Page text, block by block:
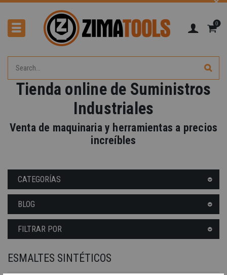
0
Tienda online de Suministros
Industriales
Venta de maquinaria y herramientas a precios
increíbles
CATEGORÍAS
BLOG
FILTRAR POR
ESMALTES SINTÉTICOS